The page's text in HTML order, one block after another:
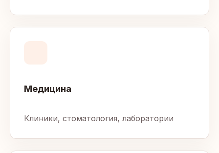
Медицина
Клиники, стоматология, лаборатории